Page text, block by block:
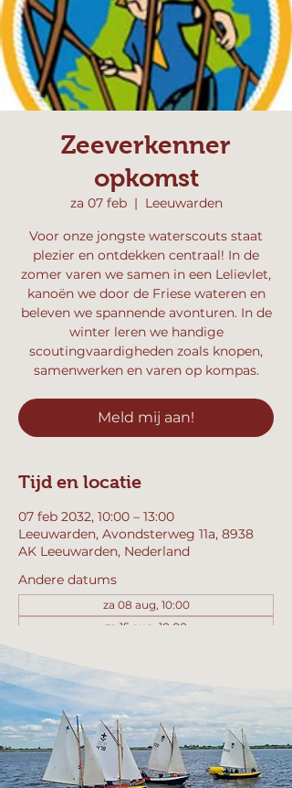
Zeeverkenner
opkomst
za 07 feb
  |
Leeuwarden
Voor onze jongste waterscouts staat
plezier en ontdekken centraal! In de
zomer varen we samen in een Lelievlet,
kanoën we door de Friese wateren en
beleven we spannende avonturen. In de
winter leren we handige
scoutingvaardigheden zoals knopen,
samenwerken en varen op kompas.
Meld mij aan!
Tijd en locatie
07 feb 2032, 10:00 – 13:00
Leeuwarden, Avondsterweg 11a, 8938
AK Leeuwarden, Nederland
Andere datums
za 08 aug, 10:00
za 15 aug, 10:00
Bekijk alle 358 datums
Meld mij aan!